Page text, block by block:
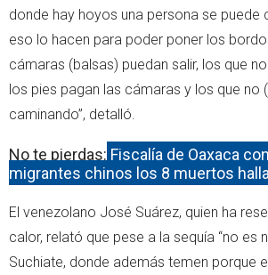
donde hay hoyos una persona se puede
eso lo hacen para poder poner los
cámaras (balsas) puedan salir, los que
los pies pagan las cámaras y los que no
caminando”, detalló.
No te pierdas: Fiscalía de Oaxaca
migrantes chinos los 8 muertos
El venezolano José Suárez, quien ha
calor, relató que pese a la sequía “no es
Suchiate, donde además temen porque